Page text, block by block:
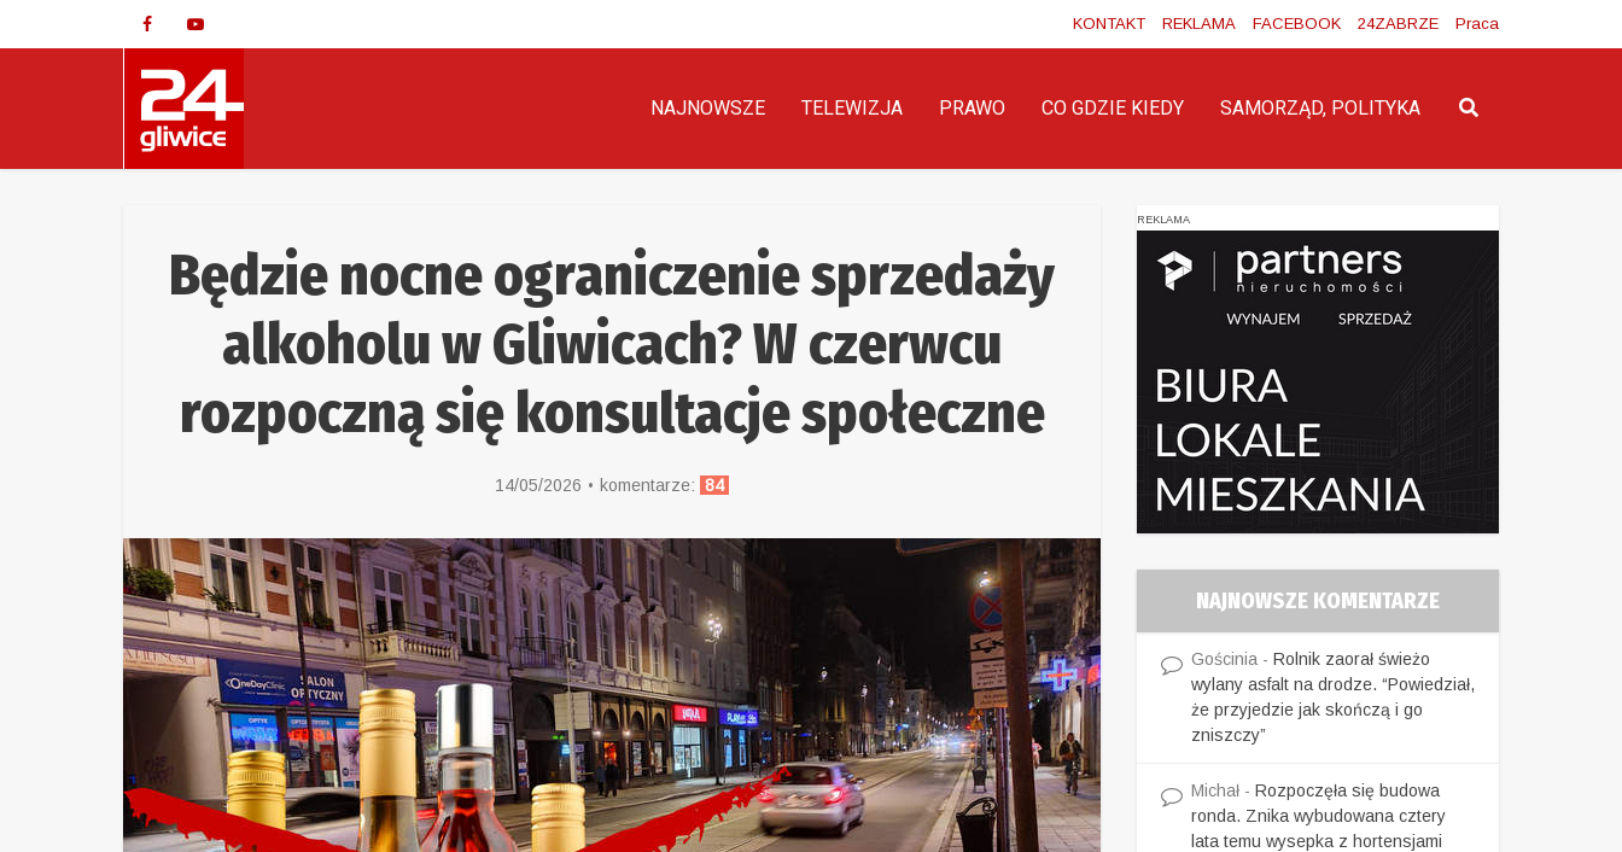
KONTAKT REKLAMA FACEBOOK 24ZABRZE Praca
NAJNOWSZE TELEWIZJA PRAWO CO GDZIE KIEDY SAMORZĄD, POLITYKA
Będzie nocne ograniczenie sprzedaży
alkoholu w Gliwicach? W czerwcu
rozpoczną się konsultacje społeczne
14/05/2026 komentarze: 84
REKLAMA
NAJNOWSZE KOMENTARZE
Gościnia - Rolnik zaorał świeżo
wylany asfalt na drodze. “Powiedział,
że przyjedzie jak skończą i go
zniszczy”
Michał - Rozpoczęła się budowa
ronda. Znika wybudowana cztery
lata temu wysepka z hortensjami